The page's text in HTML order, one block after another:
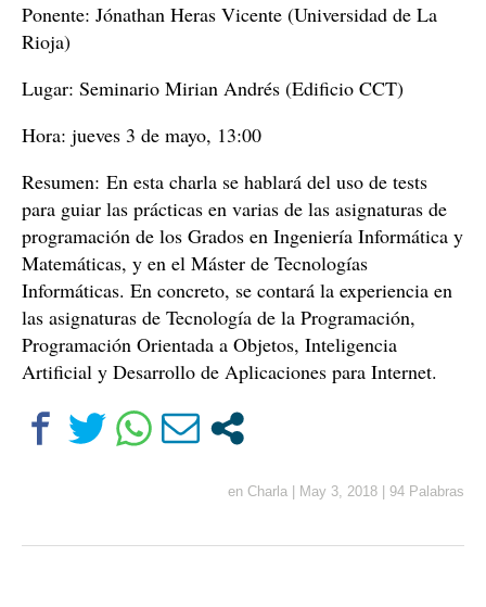
Ponente: Jónathan Heras Vicente (Universidad de La
Rioja)
Lugar: Seminario Mirian Andrés (Edificio CCT)
Hora: jueves 3 de mayo, 13:00
Resumen: En esta charla se hablará del uso de tests
para guiar las prácticas en varias de las asignaturas de
programación de los Grados en Ingeniería Informática y
Matemáticas, y en el Máster de Tecnologías
Informáticas. En concreto, se contará la experiencia en
las asignaturas de Tecnología de la Programación,
Programación Orientada a Objetos, Inteligencia
Artificial y Desarrollo de Aplicaciones para Internet.
en Charla May 3, 2018 94 Palabras